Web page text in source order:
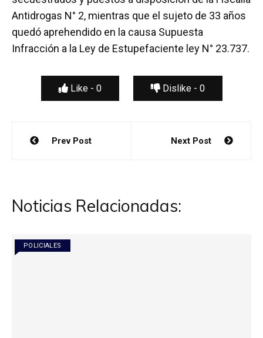
Antidrogas N° 2, mientras que el sujeto de 33 años
quedó aprehendido en la causa Supuesta
Infracción a la Ley de Estupefaciente ley N° 23.737.
Like - 0 Dislike - 0
Navegación
Prev Post Next Post
Noticias Relacionadas:
POLICIALES